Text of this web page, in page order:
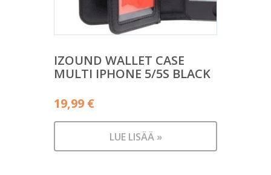
IZOUND WALLET CASE
MULTI IPHONE 5/5S BLACK
19,99 €
LUE LISÄÄ »